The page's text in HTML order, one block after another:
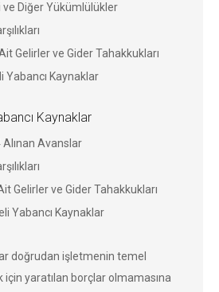
ve Diğer Yükümlülükler
Gelirler ve Gider Tahakkukları
Yabancı Kaynaklar
Kaynaklar
Avanslar
Gelirler ve Gider Tahakkukları
Yabancı Kaynaklar
doğrudan işletmenin temel
yaratılan borçlar olmamasına